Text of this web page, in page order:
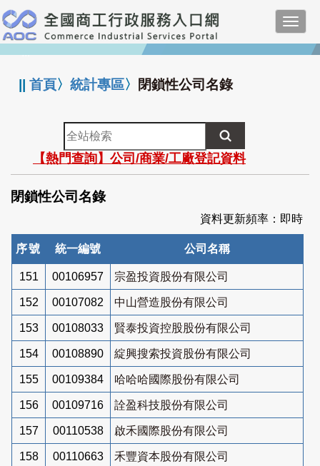
跳
到
主
要
:::
||首頁〉統計專區〉 閉鎖性公司名錄
全
站
檢
索
【熱門查詢】公司/商業/工廠登記資料
閉鎖性公司名錄
資料更新頻率：即時
序號 統一編號 公司名稱
151 00106957 宗盈投資股份有限公司
152 00107082 中山營造股份有限公司
153 00108033 賢泰投資控股股份有限公司
154 00108890 綻興搜索投資股份有限公司
155 00109384 哈哈哈國際股份有限公司
156 00109716 詮盈科技股份有限公司
157 00110538 啟禾國際股份有限公司
158 00110663 禾豐資本股份有限公司